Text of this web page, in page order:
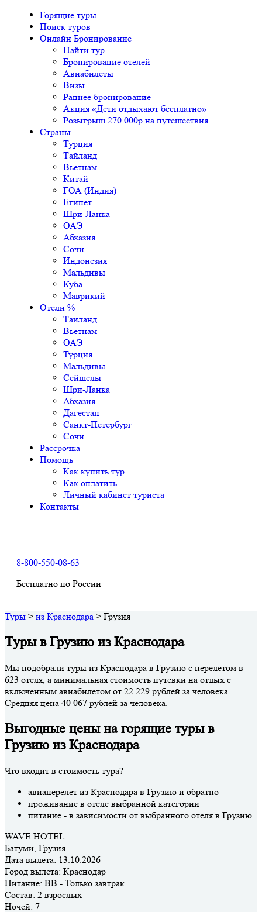
Горящие туры
Поиск туров
Онлайн Бронирование
Найти тур
Бронирование отелей
Авиабилеты
Визы
Раннее бронирование
Акция «Дети отдыхают бесплатно»
Розыгрыш 270 000р на путешествия
Страны
Турция
Тайланд
Вьетнам
Китай
ГОА (Индия)
Египет
Шри-Ланка
ОАЭ
Абхазия
Сочи
Индонезия
Мальдивы
Куба
Маврикий
Отели %
Таиланд
Вьетнам
ОАЭ
Турция
Мальдивы
Сейшелы
Шри-Ланка
Абхазия
Дагестан
Санкт-Петербург
Сочи
Рассрочка
Помощь
Как купить тур
Как оплатить
Личный кабинет туриста
Контакты
8-800-550-08-63
Бесплатно по России
Туры > из Краснодара > Грузия
Туры в Грузию из Краснодара
Мы подобрали туры из Краснодара в Грузию с перелетом в
623 отеля, а минимальная стоимость путевки на отдых с
включенным авиабилетом от 22 229 рублей за человека.
Средняя цена 40 067 рублей за человека.
Выгодные цены на горящие туры в
Грузию из Краснодара
Что входит в стоимость тура?
авиаперелет из Краснодара в Грузию и обратно
проживание в отеле выбранной категории
питание - в зависимости от выбранного отеля в Грузию
WAVE HOTEL
Батуми, Грузия
Дата вылета: 13.10.2026
Город вылета: Краснодар
Питание: BB - Только завтрак
Состав: 2 взрослых
Ночей: 7